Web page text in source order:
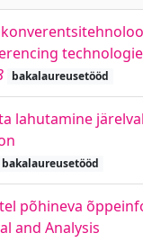
bakalaureusetööd
lahutamine
bakalaureusetööd
põhineva
and Analysis